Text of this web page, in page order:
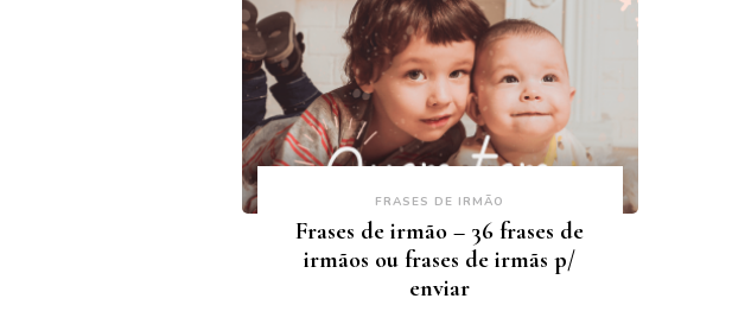
FRASES DE IRMÃO
Frases de irmão – 36 frases de
irmãos ou frases de irmãs p/
enviar